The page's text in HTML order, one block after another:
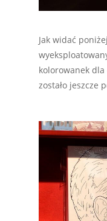
Jak widać
kolorowanek dla
zostało jeszcze